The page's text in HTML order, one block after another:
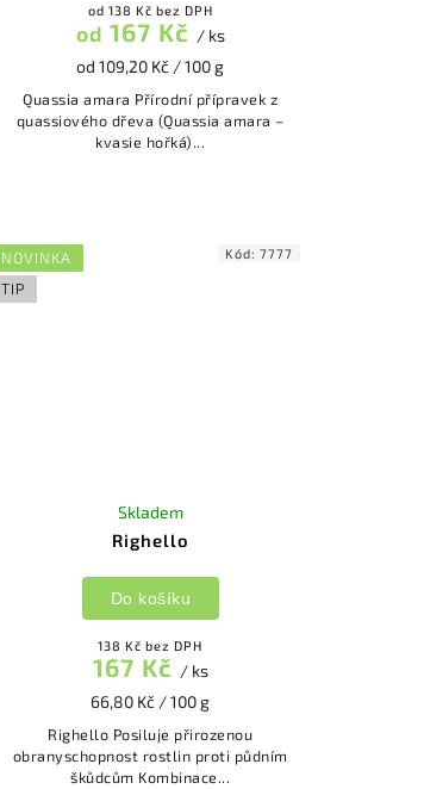
od 138 Kč bez DPH
od 167 Kč / ks
od 109,20 Kč / 100 g
Quassia amara Přírodní přípravek z
quassiového dřeva (Quassia amara –
kvasie hořká)...
NOVINKA
TIP
Righello
Skladem
138 Kč bez DPH
167 Kč / ks
66,80 Kč / 100 g
Do košíku
Righello Posiluje přirozenou
obranyschopnost rostlin proti půdním
škůdcům Kombinace...
Kód:7777